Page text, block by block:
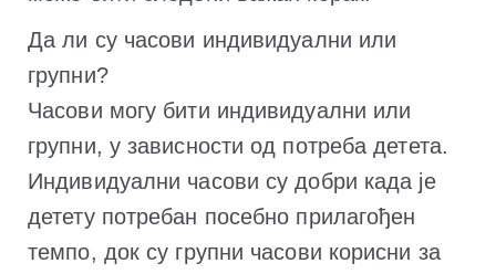
Да ли су часови индивидуални или
групни?
Часови могу бити индивидуални или
групни, у зависности од потреба детета.
Индивидуални часови су добри када је
детету потребан посебно прилагођен
темпо, док су групни часови корисни за